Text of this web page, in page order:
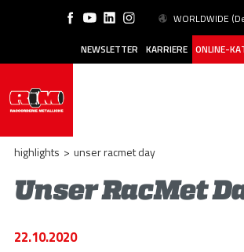
WORLDWIDE
NEWSLETTER KARRIERE ONLINE-
highlights > unser racmet day
Unser RacMet
22.10.2020